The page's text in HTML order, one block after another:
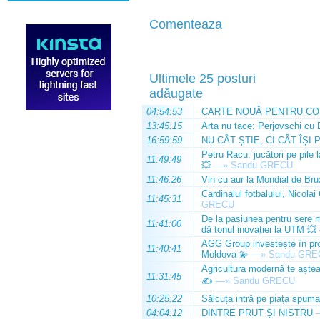
Comenteaza
Ultimele 25 posturi
adăugate
04:54:53
CARTE NOUĂ PENTRU
13:45:15
Arta nu tace: Perjovschi cu
16:59:59
NU CÂT ȘTIE, CI CÂT ÎȘI
11:49:49
Petru Racu: jucători pe pile
💥 —» Sandu GRECU
11:46:26
Vin cu aur la Mondial de
11:45:31
Cardinalul fotbalului,
GRECU
11:41:00
De la pasiunea pentru sere
dă tonul inovației la UTM 💥
11:40:41
AGG Group investește în
Moldova 💫 —» Sandu
11:31:45
Agricultura modernă te
✍️ —» Sandu GRECU
10:25:22
Sălcuța intră pe piața
04:04:12
DINTRE PRUT ȘI NISTRU